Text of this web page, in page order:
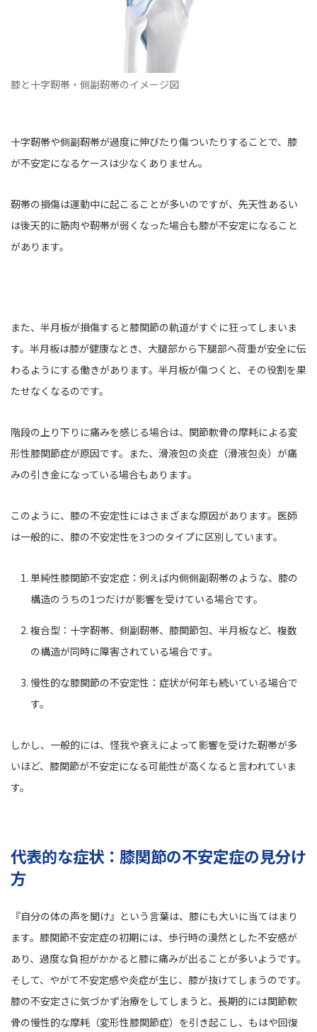
膝と十字靭帯・側副靭帯のイメージ図
十字靭帯や側副靭帯が過度に伸びたり傷ついたりすることで、膝
が不安定になるケースは少なくありません。
靭帯の損傷は運動中に起こることが多いのですが、先天性あるい
は後天的に筋肉や靭帯が弱くなった場合も膝が不安定になること
があります。
また、半月板が損傷すると膝関節の軌道がすぐに狂ってしまいま
す。半月板は膝が健康なとき、大腿部から下腿部へ荷重が安全に伝
わるようにする働きがあります。半月板が傷つくと、その役割を果
たせなくなるのです。
階段の上り下りに痛みを感じる場合は、関節軟骨の摩耗による変
形性膝関節症が原因です。また、滑液包の炎症（滑液包炎）が痛
みの引き金になっている場合もあります。
このように、膝の不安定性にはさまざまな原因があります。医師
は一般的に、膝の不安定性を3つのタイプに区別しています。
単純性膝関節不安定症：例えば内側側副靭帯のような、膝の
構造のうちの1つだけが影響を受けている場合です。
複合型：十字靭帯、側副靭帯、膝関節包、半月板など、複数
の構造が同時に障害されている場合です。
慢性的な膝関節の不安定性：症状が何年も続いている場合で
す。
しかし、一般的には、怪我や衰えによって影響を受けた靭帯が多
いほど、膝関節が不安定になる可能性が高くなると言われていま
す。
代表的な症状：膝関節の不安定症の見分け
方
『自分の体の声を聞け』という言葉は、膝にも大いに当てはまり
ます。膝関節不安定症の初期には、歩行時の漠然とした不安感が
あり、過度な負担がかかると膝に痛みが出ることが多いようです。
そして、やがて不安定感や炎症が生じ、膝が抜けてしまうのです。
膝の不安定さに気づかず治療をしてしまうと、長期的には関節軟
骨の慢性的な摩耗（変形性膝関節症）を引き起こし、もはや回復